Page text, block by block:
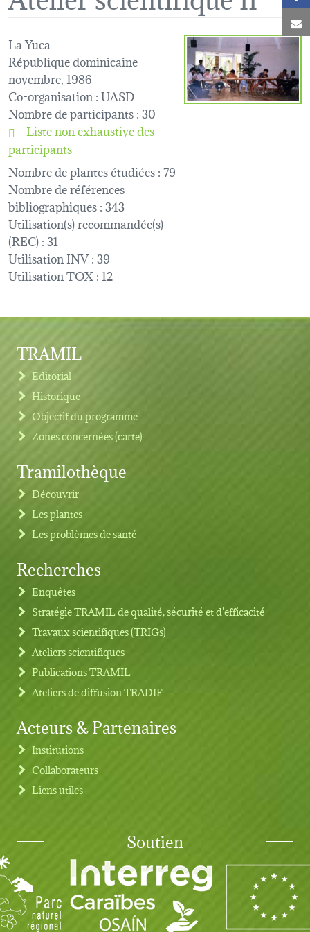
La Yuca
République dominicaine
novembre, 1986
Co-organisation : UASD
Nombre de participants: 30
Liste non exhaustive des
participants
Nombre de plantes étudiées: 79
Nombre de références
bibliographiques: 343
Utilisation(s) recommandée(s)
(REC): 31
Utilisation INV: 39
Utilisation TOX : 12
Footer menu
TRAMIL
Editorial
Historique
Objectif du programme
Zones concernées (carte)
Tramilothèque
Découvrir
Les plantes
Les problèmes de santé
Recherches
Enquêtes
Stratégie TRAMIL de qualité, sécurité et d'efficacité
Travaux scientifiques (TRIGs)
Ateliers scientifiques
Publications TRAMIL
Ateliers de diffusion TRADIF
Acteurs & Partenaires
Institutions
Collaborateurs
Liens utiles
Soutien